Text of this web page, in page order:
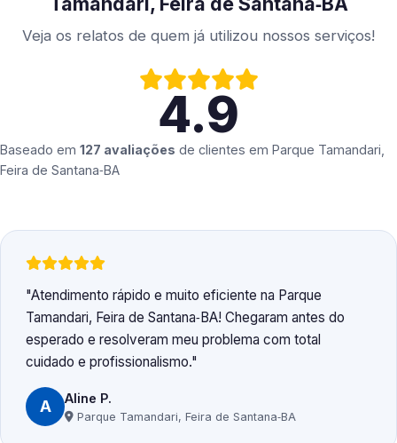
Veja os relatos de quem já utilizou nossos serviços!
4.9
Baseado em 127 avaliações de clientes em Parque Tamandari,
Feira de Santana‑BA
Atendimento rápido e muito eficiente na Parque
Tamandari, Feira de Santana‑BA! Chegaram antes do
esperado e resolveram meu problema com total
cuidado e profissionalismo.
A Aline P.
Parque Tamandari, Feira de Santana‑BA